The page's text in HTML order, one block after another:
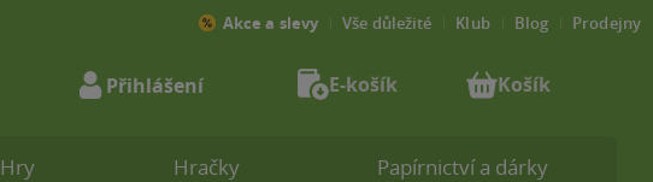
Hry Hračky Papírnictví a dárky
Akce a slevy Vše důležité Klub Blog Prodejny
Přihlášení E-košík Košík